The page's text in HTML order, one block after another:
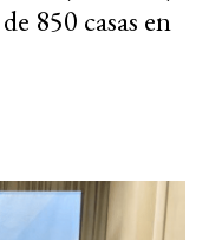
850 casas en